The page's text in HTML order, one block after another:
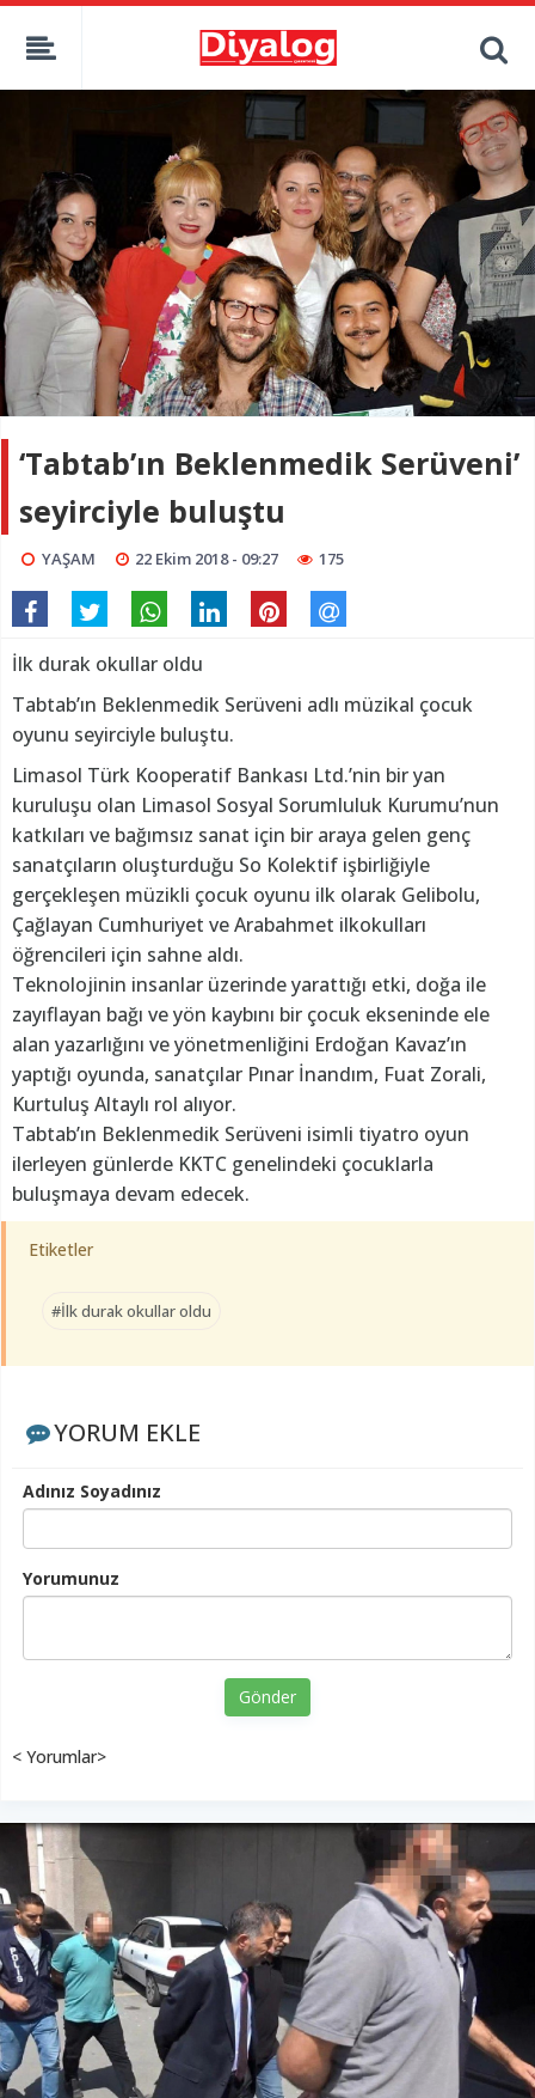
‘Tabtab’ın Beklenmedik Serüveni’
seyirciyle buluştu
YAŞAM 22 Ekim 2018 - 09:27 175
İlk durak okullar oldu
Tabtab’ın Beklenmedik Serüveni adlı müzikal çocuk
oyunu seyirciyle buluştu.
Limasol Türk Kooperatif Bankası Ltd.’nin bir yan
kuruluşu olan Limasol Sosyal Sorumluluk Kurumu’nun
katkıları ve bağımsız sanat için bir araya gelen genç
sanatçıların oluşturduğu So Kolektif işbirliğiyle
gerçekleşen müzikli çocuk oyunu ilk olarak Gelibolu,
Çağlayan Cumhuriyet ve Arabahmet ilkokulları
öğrencileri için sahne aldı.
Teknolojinin insanlar üzerinde yarattığı etki, doğa ile
zayıflayan bağı ve yön kaybını bir çocuk ekseninde ele
alan yazarlığını ve yönetmenliğini Erdoğan Kavaz’ın
yaptığı oyunda, sanatçılar Pınar İnandım, Fuat Zorali,
Kurtuluş Altaylı rol alıyor.
Tabtab’ın Beklenmedik Serüveni isimli tiyatro oyun
ilerleyen günlerde KKTC genelindeki çocuklarla
buluşmaya devam edecek.
Etiketler
#İlk durak okullar oldu
YORUM EKLE
Adınız Soyadınız
Yorumunuz
Gönder
< Yorumlar>